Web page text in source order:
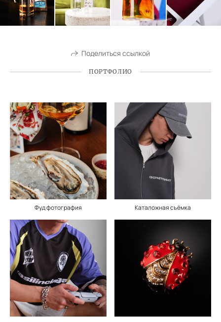
Поделиться ссылкой
ПОРТФОЛИО
Фуд фотография Каталожная съёмка